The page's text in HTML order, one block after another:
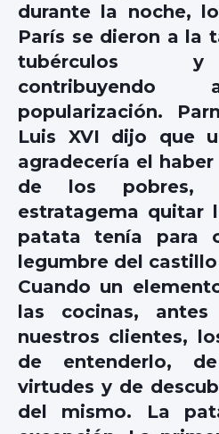
durante la noche,
París se dieron a la
tubérculos y
popularización.
Luis XVI dijo que
agradecería el
de los pobres,
estratagema quitar
patata tenía para
legumbre del
Cuando un
las cocinas,
nuestros clientes,
de entenderlo,
virtudes y de
del mismo. La